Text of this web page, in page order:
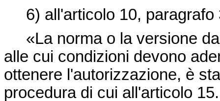
6) all'articolo 10,
«La norma o la versione
alle cui condizioni devono
ottenere l'autorizzazione, è
procedura di cui all'articolo 15.